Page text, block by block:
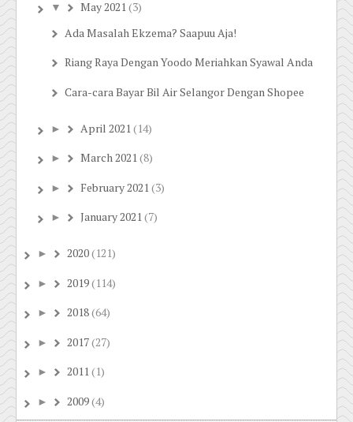
▼ May 2021(3)
Ada Masalah Ekzema? Saapuu Aja!
Riang Raya Dengan Yoodo Meriahkan Syawal Anda
Cara-cara Bayar Bil Air Selangor Dengan Shopee
► April 2021 (14)
► March 2021(8)
► February 2021 (3)
► January 2021(7)
► 2020(121)
► 2019(114)
► 2018(64)
► 2017(27)
► 2011(1)
► 2009(4)